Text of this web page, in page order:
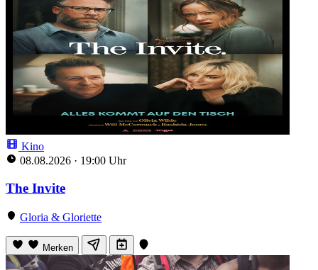
Kino
08.08.2026 · 19:00 Uhr
The Invite
Gloria & Gloriette
Merken